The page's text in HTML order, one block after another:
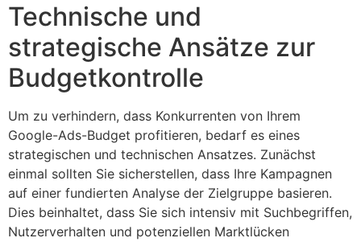
Technische und
strategische Ansätze zur
Budgetkontrolle
Um zu verhindern, dass Konkurrenten von Ihrem
Google-Ads-Budget profitieren, bedarf es eines
strategischen und technischen Ansatzes. Zunächst
einmal sollten Sie sicherstellen, dass Ihre Kampagnen
auf einer fundierten Analyse der Zielgruppe basieren.
Dies beinhaltet, dass Sie sich intensiv mit Suchbegriffen,
Nutzerverhalten und potenziellen Marktlücken